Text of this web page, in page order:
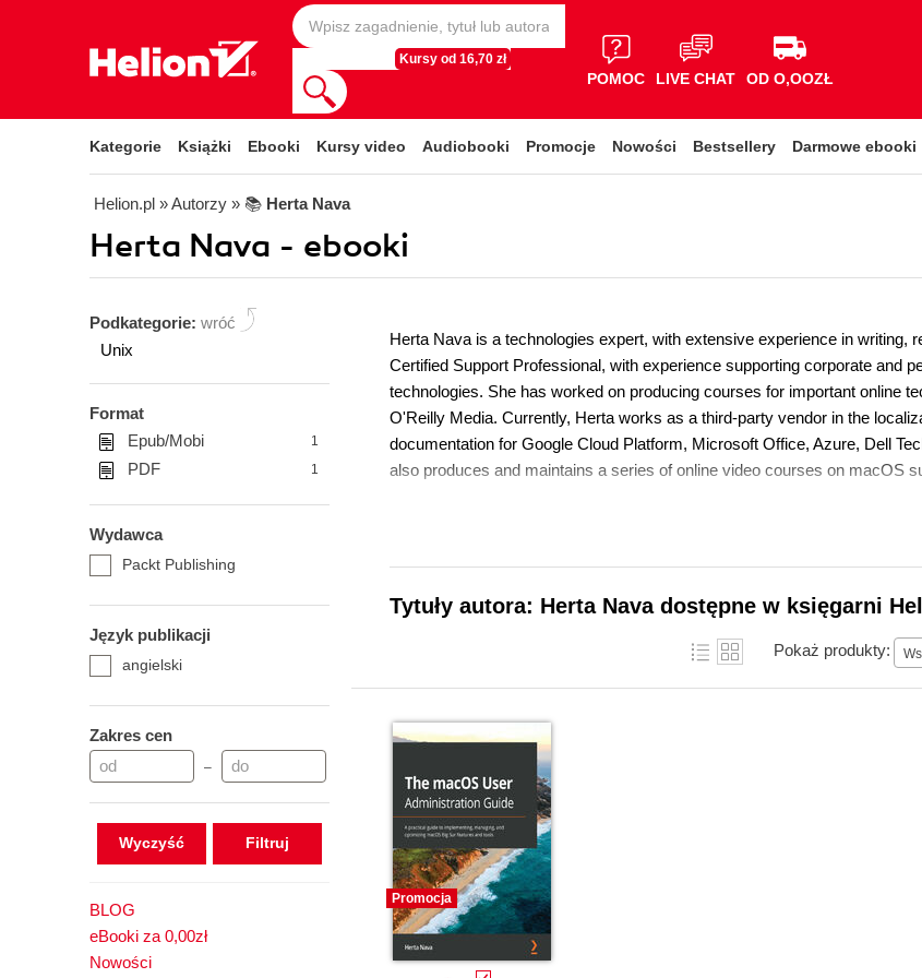
Kursy od 16,70 zł
POMOC LIVE CHAT OD O,OOZŁ
Kategorie Książki Ebooki Kursy video Audiobooki Promocje Nowości Bestsellery Darmowe ebooki
Helion.pl » Autorzy » 📚 Herta Nava
Herta Nava - ebooki
Podkategorie: wróć
Unix
Format
Epub/Mobi
1
PDF 1
Wydawca
Packt Publishing
Język publikacji
angielski
Zakres cen
–
Wyczyść
BLOG
eBooki za 0,00zł
Nowości
Herta Nava is a technologies expert, with extensive experience in writing,
Certified Support Professional, with experience supporting corporate and
technologies. She has worked on producing courses for important online
O'Reilly Media. Currently, Herta works as a third-party vendor in the
documentation for Google Cloud Platform, Microsoft Office, Azure, Dell
also produces and maintains a series of online video courses on macOS
Tytuły autora: Herta Nava dostępne w księgarni
Pokaż produkty:
Promocja